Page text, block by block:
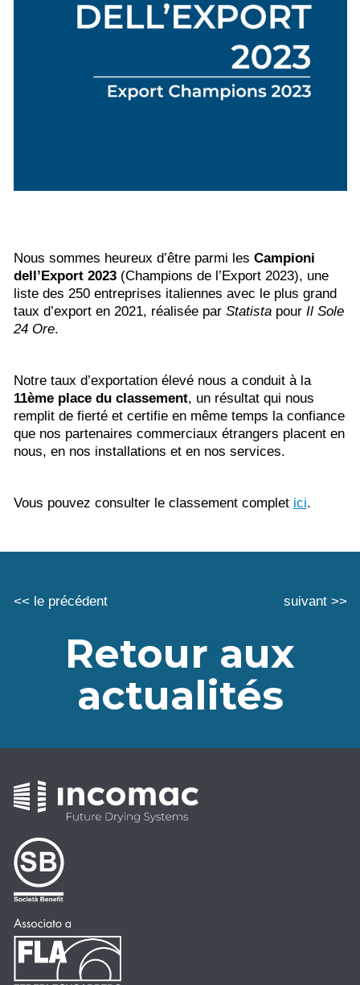
Nous sommes heureux d’être parmi les Campioni
dell’Export 2023(Champions de l’Export 2023), une
liste des 250 entreprises italiennes avec le plus grand
taux d’export en 2021, réalisée par Statistapour Il Sole
24 Ore.
Notre taux d’exportation élevé nous a conduit à la
11ème place du classement, un résultat qui nous
remplit de fierté et certifie en même temps la confiance
que nos partenaires commerciaux étrangers placent en
nous, en nos installations et en nos services.
Vous pouvez consulter le classement complet ici.
<< le précédent suivant >>
Retour aux
actualités